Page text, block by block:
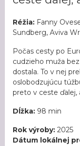
Réžia: Fanny
Sundberg, Aviva
Počas cesty po
cudzieho muža
dostala. To v nej
oslobodzujúcu
preto v ceste ďalej,
Dĺžka: 98 min
Rok výroby: 2025
Dátum lokálnej